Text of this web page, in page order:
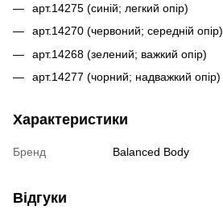
арт.14275 (синій; легкий опір)
арт.14270 (червоний; середній опір)
арт.14268 (зелений; важкий опір)
арт.14277 (чорний; надважкий опір)
Характеристики
Бренд Balanced Body
Відгуки